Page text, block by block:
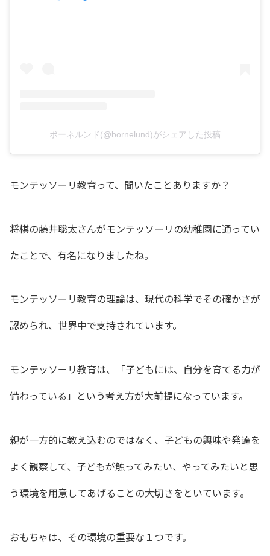
ボーネルンド(@bornelund)がシェアした投稿
モンテッソーリ教育って、聞いたことありますか？
将棋の藤井聡太さんがモンテッソーリの幼稚園に通ってい
たことで、有名になりましたね。
モンテッソーリ教育の理論は、現代の科学でその確かさが
認められ、世界中で支持されています。
モンテッソーリ教育は、「子どもには、自分を育てる力が
備わっている」という考え方が大前提になっています。
親が一方的に教え込むのではなく、子どもの興味や発達を
よく観察して、子どもが触ってみたい、やってみたいと思
う環境を用意してあげる ことの大切さをといています。
おもちゃは、その環境の重要な１つです。